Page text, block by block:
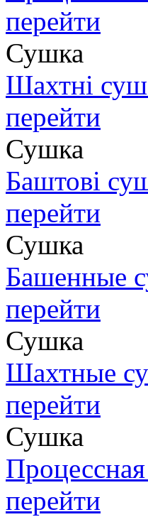
перейти
Сушка
Шахтні
перейти
Сушка
Баштові
перейти
Сушка
Башенные
перейти
Сушка
Шахтные
перейти
Сушка
перейти